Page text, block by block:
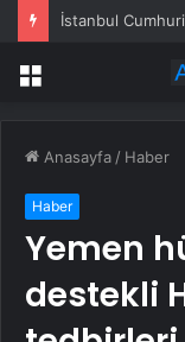
Menü
Anasayfa / Haber
Haber
Yemen
destekli